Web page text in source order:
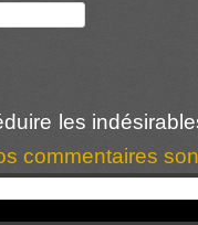
les
commentaires